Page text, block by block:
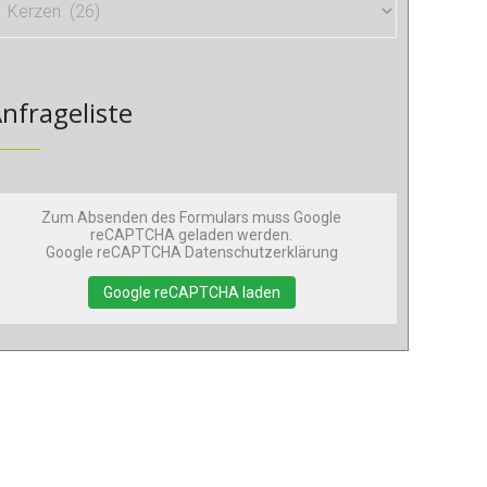
Zum Absenden des Formulars muss Google
reCAPTCHA geladen werden.
Google reCAPTCHA Datenschutzerklärung
Google reCAPTCHA laden